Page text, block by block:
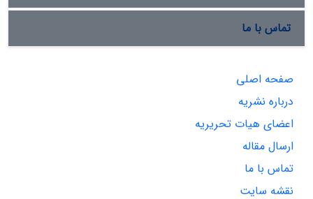
تماس با ما
صفحه اصلی
درباره نشریه
اعضای هیات تحریریه
ارسال مقاله
تماس با ما
نقشه سایت